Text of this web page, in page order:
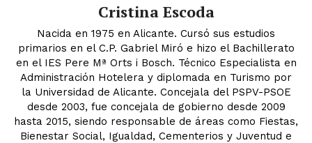
Cristina Escoda
Nacida en 1975 en Alicante. Cursó sus estudios
primarios en el C.P. Gabriel Miró e hizo el Bachillerato
en el IES Pere Mª Orts i Bosch. Técnico Especialista en
Administración Hotelera y diplomada en Turismo por
la Universidad de Alicante. Concejala del PSPV-PSOE
desde 2003, fue concejala de gobierno desde 2009
hasta 2015, siendo responsable de áreas como Fiestas,
Bienestar Social, Igualdad, Cementerios y Juventud e